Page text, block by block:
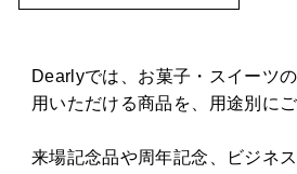
Dearlyでは、お菓子・スイーツ
用いただける商品を、用途別に
来場記念品や周年記念、ビジネ